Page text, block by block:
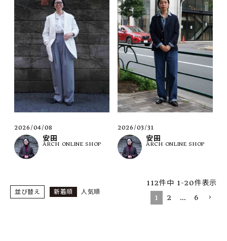
2026/04/08
安田
ARCH ONLINE SHOP
2026/03/31
安田
ARCH ONLINE SHOP
並び替え 新着順 人気順
112件中 1-20件表示
1
2 … 6